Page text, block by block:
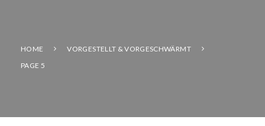
HOME
VORGESTELLT & VORGESCHWÄRMT
PAGE 5